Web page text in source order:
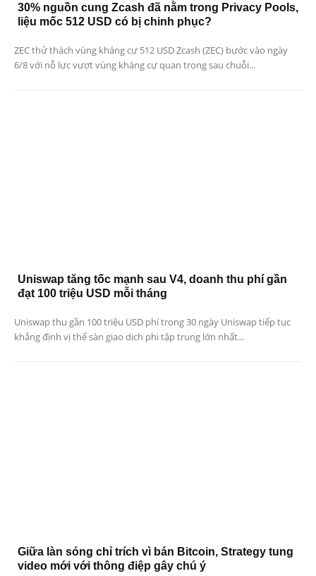
30% nguồn cung Zcash đã nằm trong Privacy Pools,
liệu mốc 512 USD có bị chinh phục?
ZEC thử thách vùng kháng cự 512 USD Zcash (ZEC) bước vào ngày
6/8 với nỗ lực vượt vùng kháng cự quan trọng sau chuỗi...
Uniswap tăng tốc mạnh sau V4, doanh thu phí gần
đạt 100 triệu USD mỗi tháng
Uniswap thu gần 100 triệu USD phí trong 30 ngày Uniswap tiếp tục
khẳng định vị thế sàn giao dịch phi tập trung lớn nhất...
Giữa làn sóng chỉ trích vì bán Bitcoin, Strategy tung
video mới với thông điệp gây chú ý